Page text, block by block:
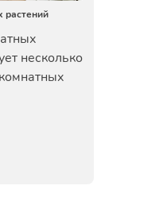
растений
несколько